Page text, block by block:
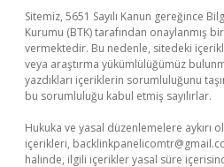
Sitemiz, 5651 Sayılı Kanun gereğince
Kurumu (BTK) tarafından onaylanmış
vermektedir. Bu nedenle, sitedeki
veya araştırma yükümlülüğümüz
yazdıkları içeriklerin sorumluluğunu
bu sorumluluğu kabul etmiş sayılırlar.
Hukuka ve yasal düzenlemelere aykırı
içerikleri,
halinde, ilgili içerikler yasal süre